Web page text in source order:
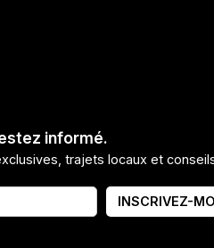
informé.
trajets locaux et
INSCRIVEZ-